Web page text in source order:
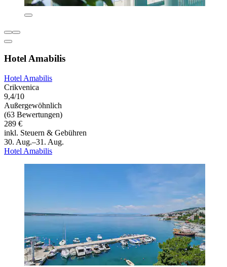
Hotel Amabilis
Hotel Amabilis
Crikvenica
9,4/10
Außergewöhnlich
(63 Bewertungen)
289 €
inkl. Steuern & Gebühren
30. Aug.–31. Aug.
Hotel Amabilis